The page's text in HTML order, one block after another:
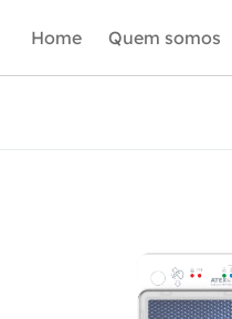
Home Quem somos